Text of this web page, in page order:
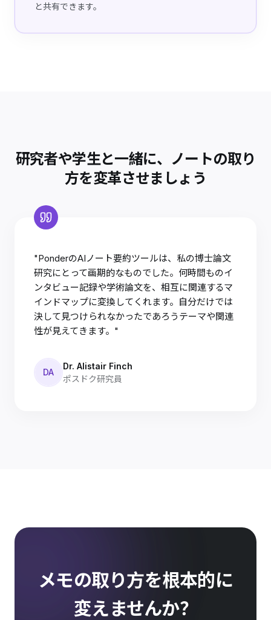
と共有できます。
研究者や学生と一緒に、ノートの取り
方を変革させましょう
"PonderのAIノート要約ツールは、私の博士論文
研究にとって画期的なものでした。何時間ものイ
ンタビュー記録や学術論文を、相互に関連するマ
インドマップに変換してくれます。自分だけでは
決して見つけられなかったであろうテーマや関連
性が見えてきます。"
DA
Dr. Alistair Finch
ポスドク研究員
メモの取り方を根本的に
変えませんか？